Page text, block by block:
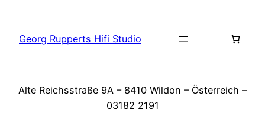
springen
Georg Rupperts Hifi Studio
Alte Reichsstraße 9A – 8410 Wildon – Österreich –
03182 2191